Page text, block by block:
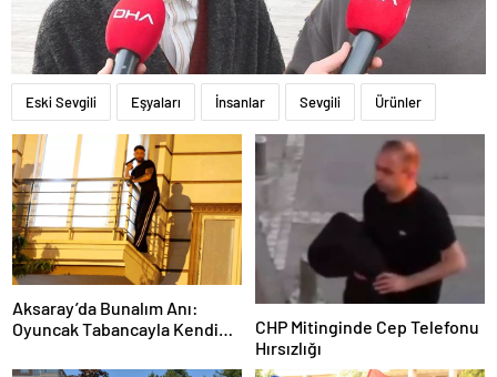
Eski Sevgili Eşyaları İnsanlar Sevgili Ürünler
Aksaray’da Bunalım Anı:
Oyuncak Tabancayla Kendine
CHP Mitinginde Cep Telefonu
Hırsızlığı